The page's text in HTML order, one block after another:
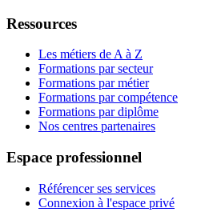
Ressources
Les métiers de A à Z
Formations par secteur
Formations par métier
Formations par compétence
Formations par diplôme
Nos centres partenaires
Espace professionnel
Référencer ses services
Connexion à l'espace privé